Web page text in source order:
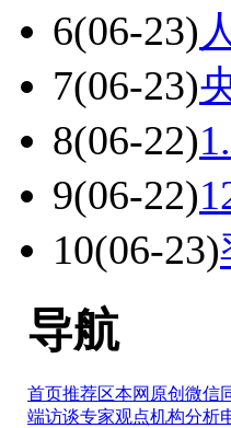
6(06-23)
7(06-23)
8(06-22)
9(06-22)
10(06-23)
导航
首页推荐区本网原创 微信
端访谈专家观点机构分析